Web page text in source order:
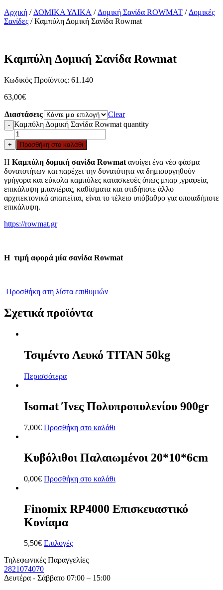
Αρχική / ΔΟΜΙΚΑ ΥΛΙΚΑ / Δομική Σανίδα ROWMAT / Δομικές
Σανίδες / Καμπύλη Δομική Σανίδα Rowmat
Καμπύλη Δομική Σανίδα Rowmat
Κωδικός Προϊόντος: 61.140
63,00€
Διαστάσεις Clear
- Καμπύλη Δομική Σανίδα Rowmat quantity
+ Προσθήκη στο καλάθι
Η Καμπύλη δομική σανίδα Rowmat ανοίγει ένα νέο φάσμα
δυνατοτήτων και παρέχει την δυνατότητα να δημιουργηθούν
γρήγορα και εύκολα καμπύλες κατασκευές όπως μπαρ ,γραφεία,
επικάλυψη μπανιέρας, καθίσματα και οτιδήποτε άλλο
αρχιτεκτονικά απαιτείται, είναι το τέλειο υπόβαθρο για οποιαδήποτε
επικάλυψη.
https://rowmat.gr
Η τιμή αφορά μία σανίδα Rowmat
Προσθήκη στη λίστα επιθυμιών
Σχετικά προϊόντα
Τσιμέντο Λευκό ΤΙΤΑΝ 50kg
Περισσότερα
Isomat Ίνες Πολυπροπυλενίου 900gr
7,00€ Προσθήκη στο καλάθι
Κυβόλιθοι Παλαιωμένοι 20*10*6cm
0,00€ Προσθήκη στο καλάθι
Finomix RP4000 Επισκευαστικό
Κονίαμα
5,50€ Επιλογές
Τηλεφωνικές Παραγγελίες
2821074070
Δευτέρα - Σάββατο 07:00 – 15:00